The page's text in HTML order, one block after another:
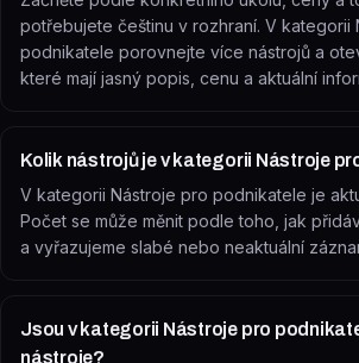
potřebujete češtinu v rozhraní. V kategorii
podnikatele porovnejte více nástrojů a
které mají jasný popis, cenu a aktuální
Kolik nástrojů je v kategorii Nástroje
V kategorii Nástroje pro podnikatele je
Počet se může měnit podle toho, jak
a vyřazujeme slabé nebo neaktuální
Jsou v kategorii Nástroje pro
nástroje?